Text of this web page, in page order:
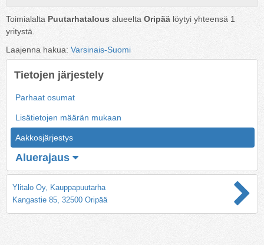
Toimialalta Puutarhatalous alueelta Oripää löytyi yhteensä 1
yritystä.
Laajenna hakua: Varsinais-Suomi
Tietojen järjestely
Parhaat osumat
Lisätietojen määrän mukaan
Aakkosjärjestys
Aluerajaus
Ylitalo Oy, Kauppapuutarha
Kangastie 85, 32500 Oripää